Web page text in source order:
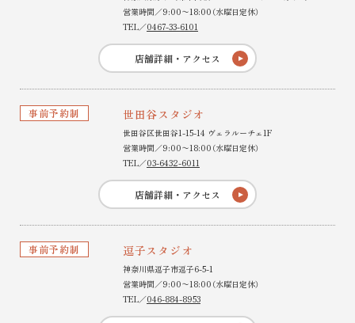
営業時間／9:00〜18:00（水曜日定休）
TEL／0467-33-6101
店舗詳細・アクセス
事前予約制 世田谷スタジオ
世田谷区世田谷1-15-14 ヴェラルーチェ1F
営業時間／9:00〜18:00（水曜日定休）
TEL／03-6432-6011
店舗詳細・アクセス
事前予約制 逗子スタジオ
神奈川県逗子市逗子6-5-1
営業時間／9:00〜18:00（水曜日定休）
TEL／046-884-8953